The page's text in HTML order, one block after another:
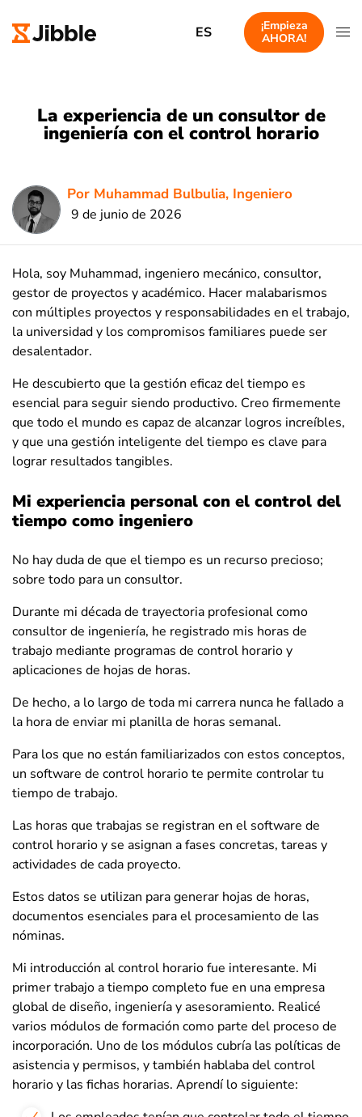
ES
¡Empieza
AHORA!
La experiencia de un consultor de
ingeniería con el control horario
Por Muhammad Bulbulia, Ingeniero
9 de junio de 2026
Hola, soy Muhammad, ingeniero mecánico, consultor,
gestor de proyectos y académico. Hacer malabarismos
con múltiples proyectos y responsabilidades en el trabajo,
la universidad y los compromisos familiares puede ser
desalentador.
He descubierto que la gestión eficaz del tiempo es
esencial para seguir siendo productivo. Creo firmemente
que todo el mundo es capaz de alcanzar logros increíbles,
y que una gestión inteligente del tiempo es clave para
lograr resultados tangibles.
Mi experiencia personal con el control del
tiempo como ingeniero
No hay duda de que el tiempo es un recurso precioso;
sobre todo para un consultor.
Durante mi década de trayectoria profesional como
consultor de ingeniería, he registrado mis horas de
trabajo mediante programas de control horario y
aplicaciones de hojas de horas.
De hecho, a lo largo de toda mi carrera nunca he fallado a
la hora de enviar mi planilla de horas semanal.
Para los que no están familiarizados con estos conceptos,
un software de control horario te permite controlar tu
tiempo de trabajo.
Las horas que trabajas se registran en el software de
control horario y se asignan a fases concretas, tareas y
actividades de cada proyecto.
Estos datos se utilizan para generar hojas de horas,
documentos esenciales para el procesamiento de las
nóminas.
Mi introducción al control horario fue interesante. Mi
primer trabajo a tiempo completo fue en una empresa
global de diseño, ingeniería y asesoramiento. Realicé
varios módulos de formación como parte del proceso de
incorporación. Uno de los módulos cubría las políticas de
asistencia y permisos, y también hablaba del control
horario y las fichas horarias. Aprendí lo siguiente: